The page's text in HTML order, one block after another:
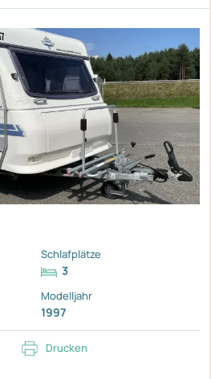
Schlafplätze
3
Modelljahr
1997
Drucken